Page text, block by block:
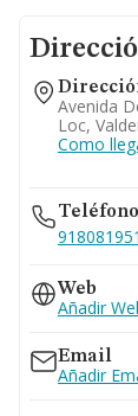
Avenida
Loc,
Como
Teléfono
918081951
Web
Añadir
Email
Añadir